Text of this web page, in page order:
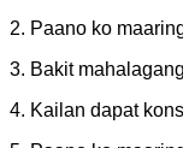
2. Paano ko
3. Bakit
4. Kailan dapat